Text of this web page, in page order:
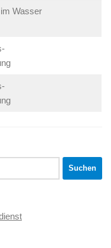
Wasser